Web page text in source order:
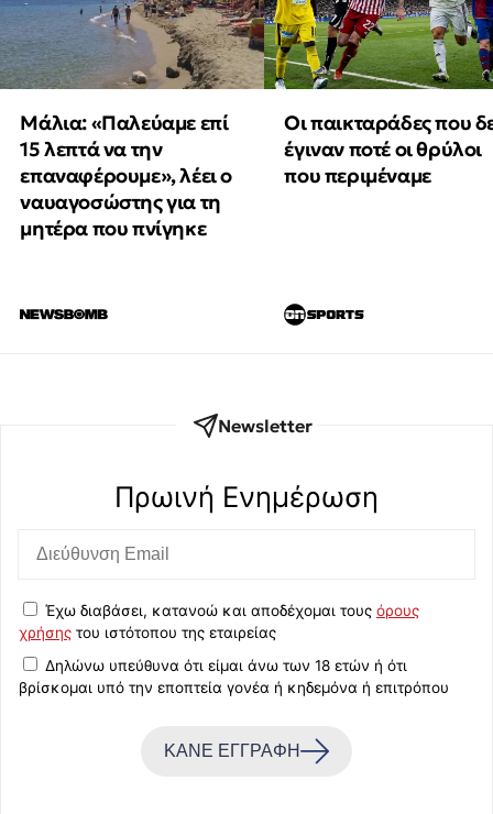
Μάλια: «Παλεύαμε επί
15 λεπτά να την
επαναφέρουμε», λέει ο
ναυαγοσώστης για τη
μητέρα που πνίγηκε
Οι παικταράδες που
έγιναν ποτέ οι θρύλοι
που περιμέναμε
Newsletter
Πρωινή Eνημέρωση
Έχω διαβάσει, κατανοώ και αποδέχομαι τους όρους
χρήσης του ιστότοπου της εταιρείας
Δηλώνω υπεύθυνα ότι είμαι άνω των 18 ετών ή ότι
βρίσκομαι υπό την εποπτεία γονέα ή κηδεμόνα ή επιτρόπου
ΚΑΝΕ ΕΓΓΡΑΦΗ